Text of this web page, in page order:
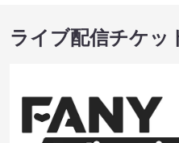
ライブ配信チケッ